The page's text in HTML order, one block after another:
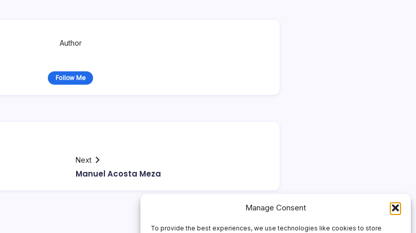
Manage Consent
To provide the best experiences, we use technologies like cookies to store
Author
Follow Me
Next
Manuel Acosta Meza